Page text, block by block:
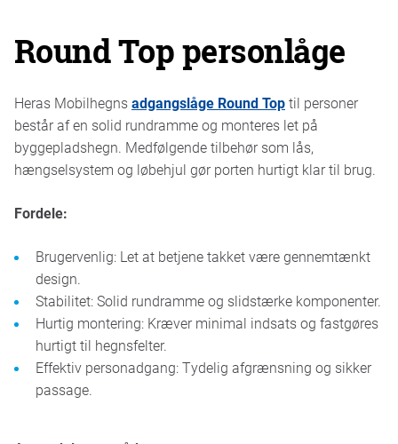
Round Top personlåge
Heras Mobilhegnsadgangslåge Round Toptil personer
består af en solid rundramme og monteres let på
byggepladshegn. Medfølgende tilbehør som lås,
hængselsystem og løbehjul gør porten hurtigt klar til brug.
Fordele:
Brugervenlig: Let at betjene takket være gennemtænkt
design.
Stabilitet: Solid rundramme og slidstærke komponenter.
Hurtig montering: Kræver minimal indsats og fastgøres
hurtigt til hegnsfelter.
Effektiv personadgang: Tydelig afgrænsning og sikker
passage.